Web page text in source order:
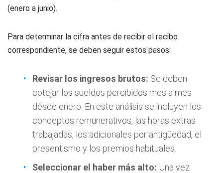
(enero a junio).
Para determinar la cifra antes de recibir el recibo
correspondiente, se deben seguir estos pasos:
Revisar los ingresos brutos: Se deben
cotejar los sueldos percibidos mes a mes
desde enero. En este análisis se incluyen los
conceptos remunerativos, las horas extras
trabajadas, los adicionales por antigüedad, el
presentismo y los premios habituales.
Seleccionar el haber más alto: Una vez